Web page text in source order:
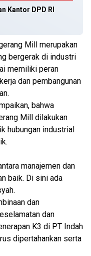
Kantor DPD RI
Mill merupakan
bergerak di industri
memiliki peran
dan pembangunan
bahwa
Mill dilakukan
hubungan industrial
manajemen dan
baik. Di sini ada
dan
dan
K3 di PT Indah
dipertahankan serta